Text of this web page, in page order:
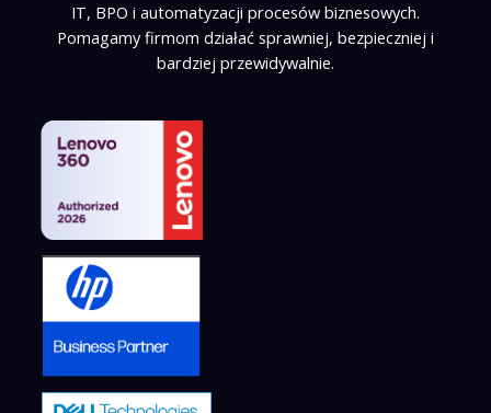
IT, BPO i automatyzacji procesów biznesowych.
Pomagamy firmom działać sprawniej, bezpieczniej i
bardziej przewidywalnie.